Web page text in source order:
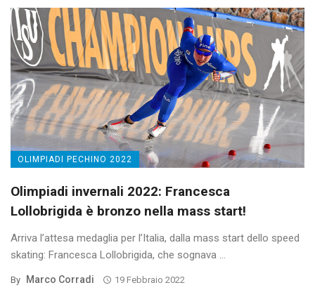
OLIMPIADI PECHINO 2022
Olimpiadi invernali 2022: Francesca
Lollobrigida è bronzo nella mass start!
Arriva l’attesa medaglia per l’Italia, dalla mass start dello speed
skating: Francesca Lollobrigida, che sognava ...
By Marco Corradi 19 Febbraio 2022